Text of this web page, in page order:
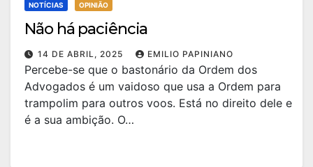
NOTÍCIAS OPINIÃO
Não há paciência
14 DE ABRIL, 2025 EMILIO PAPINIANO
Percebe-se que o bastonário da Ordem dos
Advogados é um vaidoso que usa a Ordem para
trampolim para outros voos. Está no direito dele e
é a sua ambição. O…